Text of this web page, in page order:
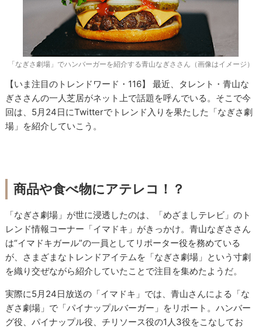
「なぎさ劇場」でハンバーガーを紹介する青山なぎささん（画像はイメージ）
【いま注目のトレンドワード・116】 最近、タレント・青山な
ぎささんの一人芝居がネット上で話題を呼んでいる。そこで今
回は、5月24日にTwitterでトレンド入りを果たした「なぎさ劇
場」を紹介していこう。
商品や食べ物にアテレコ！？
「なぎさ劇場」が世に浸透したのは、「めざましテレビ」のト
レンド情報コーナー「イマドキ」がきっかけ。青山なぎささん
は“イマドキガール”の一員としてリポーター役を務めている
が、さまざまなトレンドアイテムを「なぎさ劇場」という寸劇
を織り交ぜながら紹介していたことで注目を集めたようだ。
実際に5月24日放送の「イマドキ」では、青山さんによる「な
ぎさ劇場」で「パイナップルバーガー」をリポート。ハンバー
グ役、パイナップル役、チリソース役の1人3役をこなしてお